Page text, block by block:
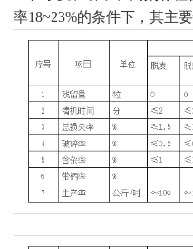
率18~23%的条件下，其主